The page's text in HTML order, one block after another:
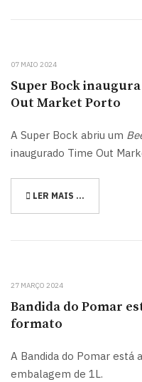
07 MAIO 2024
Super Bock
Out Market Porto
A Super Bock abriu um
inaugurado Time Out
LER MAIS …
27 MARÇO 2024
Bandida do Pomar
formato
A Bandida do Pomar está
embalagem de 1L.